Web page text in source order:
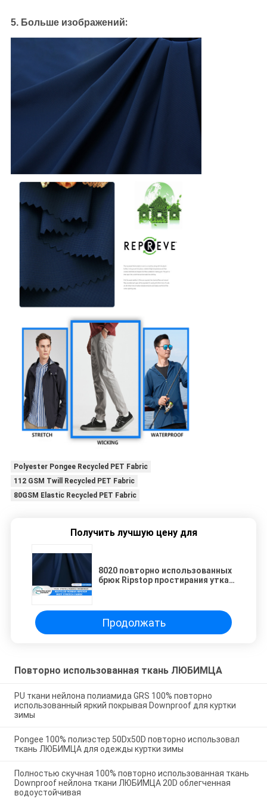
5. Больше изображений:
Polyester Pongee Recycled PET Fabric
112 GSM Twill Recycled PET Fabric
80GSM Elastic Recycled PET Fabric
Получить лучшую цену для
8020 повторно использованных
брюк Ripstop простирания утка
Продолжать
Повторно использованная ткань ЛЮБИМЦА
PU ткани нейлона полиамида GRS 100% повторно
использованный яркий покрывая Downproof для куртки
зимы
Pongee 100% полиэстер 50Dx50D повторно использовал
ткань ЛЮБИМЦА для одежды куртки зимы
Полностью скучная 100% повторно использованная ткань
Downproof нейлона ткани ЛЮБИМЦА 20D облегченная
водоустойчивая